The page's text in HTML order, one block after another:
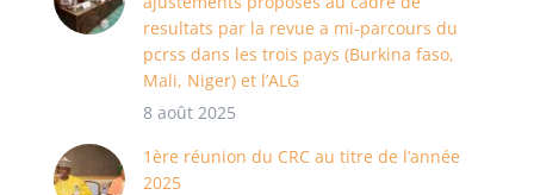
resultats par la revue a mi-parcours du
pcrss dans les trois pays (Burkina faso,
Mali, Niger) et l’ALG
8 août 2025
1ère réunion du CRC au titre de l’année
2025